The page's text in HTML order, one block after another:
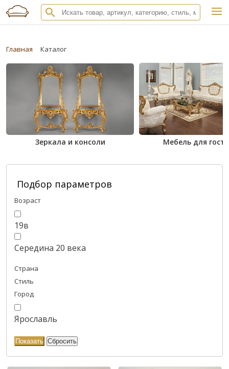
Главная Каталог
Зеркала и консоли Мебель для
Подбор параметров
Возраст
19в
Середина 20 века
Страна
Стиль
Город
Ярославль